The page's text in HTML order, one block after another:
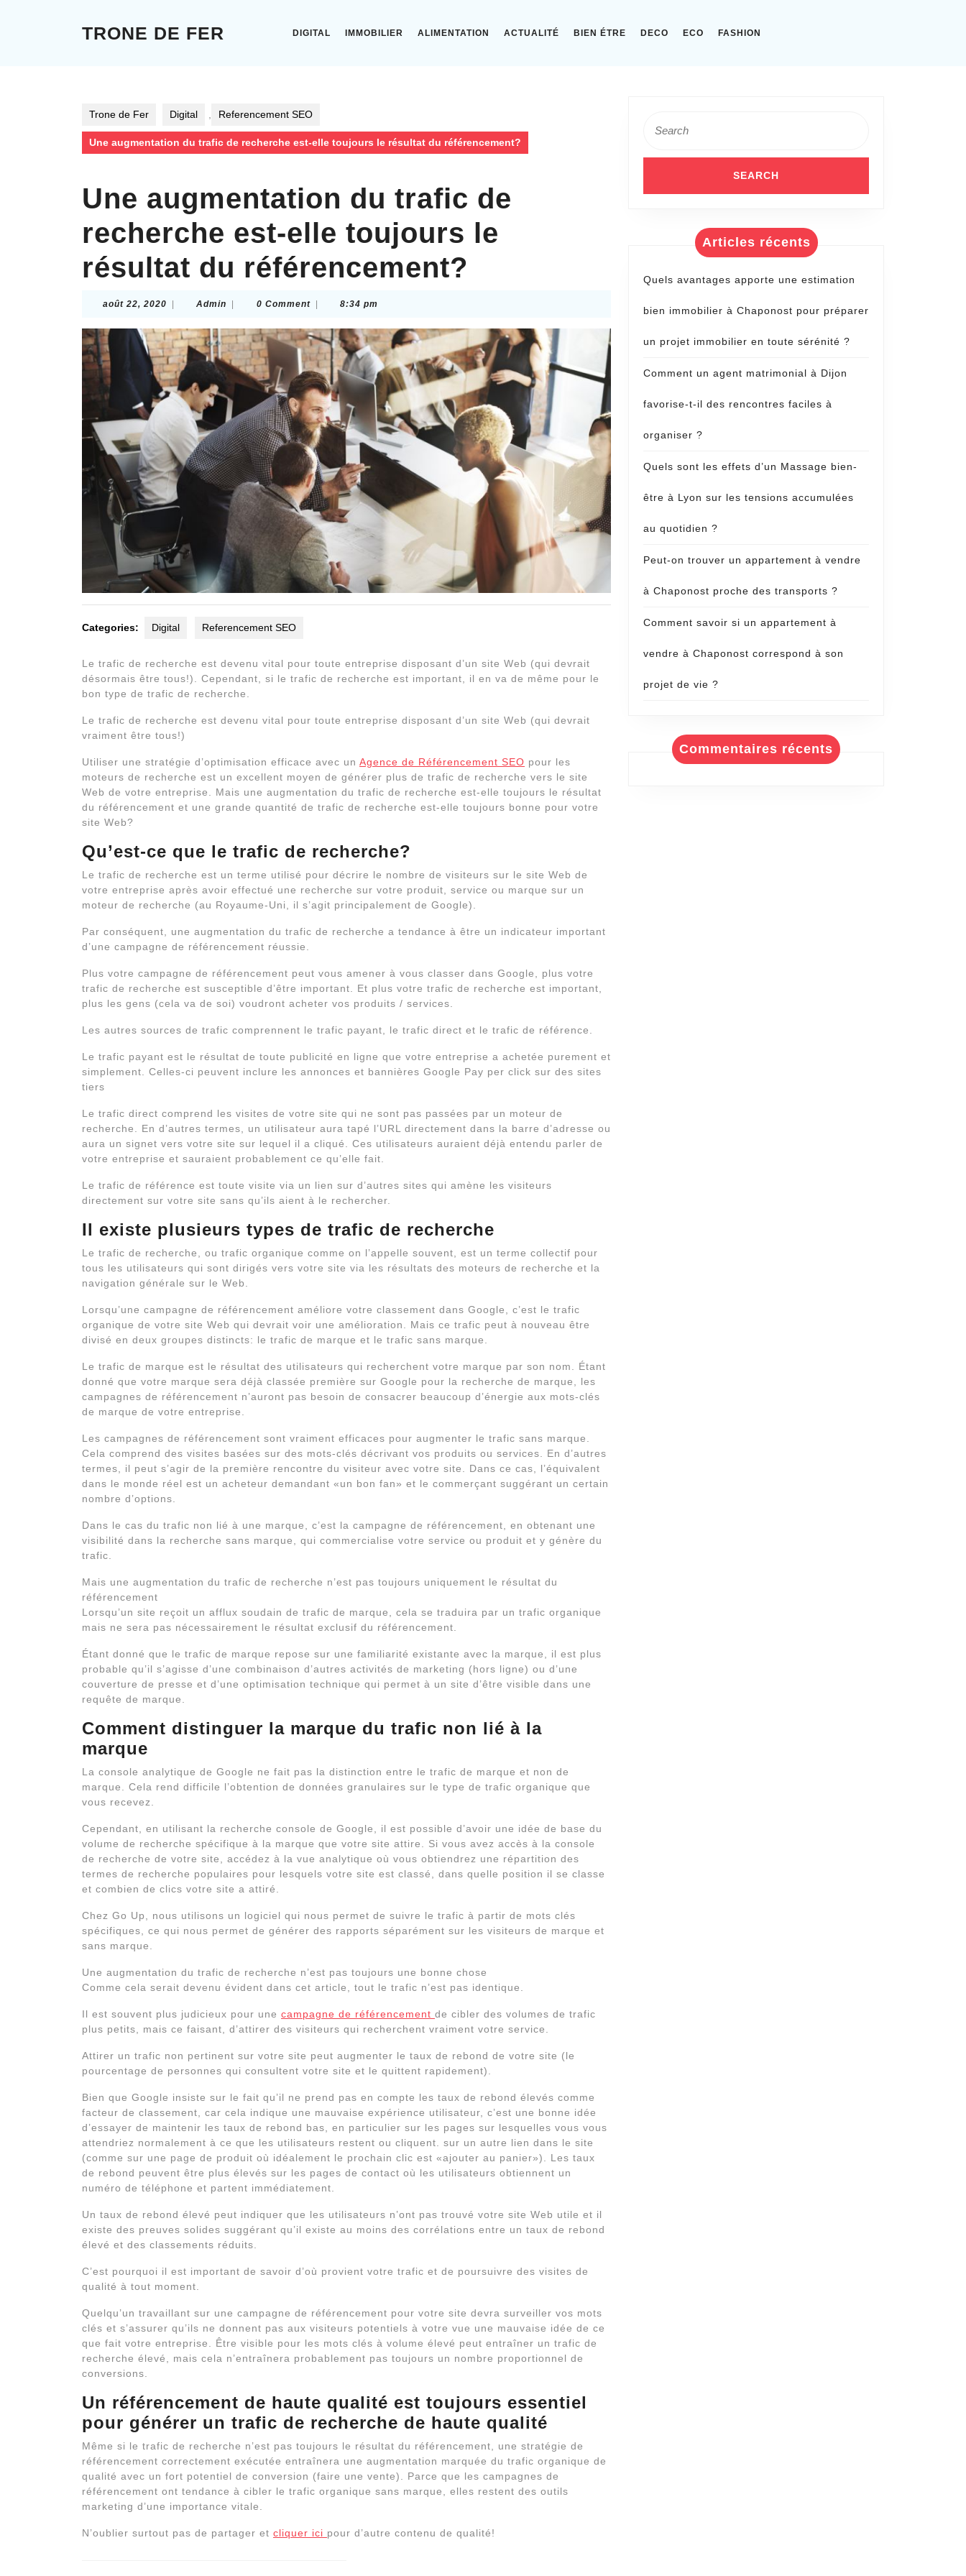
TRONE DE FER DIGITAL IMMOBILIER ALIMENTATION ACTUALITÉ BIEN ÉTRE DECO ECO FASHION
Trone de Fer Digital Referencement SEO
Une augmentation du trafic de recherche est-elle toujours le résultat du référencement?
Une augmentation du trafic de
recherche est-elle toujours le
résultat du référencement?
août 22, 2020 août
2020
Admin Admin 0 Comment 8:34 pm
Categories: Digital Referencement SEO
Le trafic de recherche est devenu vital pour toute entreprise disposant d’un site Web (qui devrait
désormais être tous!). Cependant, si le trafic de recherche est important, il en va de même pour le
bon type de trafic de recherche.
Le trafic de recherche est devenu vital pour toute entreprise disposant d’un site Web (qui devrait
vraiment être tous!)
Utiliser une stratégie d’optimisation efficace avec un Agence de Référencement SEO pour les
moteurs de recherche est un excellent moyen de générer plus de trafic de recherche vers le site
Web de votre entreprise. Mais une augmentation du trafic de recherche est-elle toujours le résultat
du référencement et une grande quantité de trafic de recherche est-elle toujours bonne pour votre
site Web?
Qu’est-ce que le trafic de recherche?
Le trafic de recherche est un terme utilisé pour décrire le nombre de visiteurs sur le site Web de
votre entreprise après avoir effectué une recherche sur votre produit, service ou marque sur un
moteur de recherche (au Royaume-Uni, il s’agit principalement de Google).
Par conséquent, une augmentation du trafic de recherche a tendance à être un indicateur important
d’une campagne de référencement réussie.
Plus votre campagne de référencement peut vous amener à vous classer dans Google, plus votre
trafic de recherche est susceptible d’être important. Et plus votre trafic de recherche est important,
plus les gens (cela va de soi) voudront acheter vos produits / services.
Les autres sources de trafic comprennent le trafic payant, le trafic direct et le trafic de référence.
Le trafic payant est le résultat de toute publicité en ligne que votre entreprise a achetée purement et
simplement. Celles-ci peuvent inclure les annonces et bannières Google Pay per click sur des sites
tiers
Le trafic direct comprend les visites de votre site qui ne sont pas passées par un moteur de
recherche. En d’autres termes, un utilisateur aura tapé l’URL directement dans la barre d’adresse ou
aura un signet vers votre site sur lequel il a cliqué. Ces utilisateurs auraient déjà entendu parler de
votre entreprise et sauraient probablement ce qu’elle fait.
Le trafic de référence est toute visite via un lien sur d’autres sites qui amène les visiteurs
directement sur votre site sans qu’ils aient à le rechercher.
Il existe plusieurs types de trafic de recherche
Le trafic de recherche, ou trafic organique comme on l’appelle souvent, est un terme collectif pour
tous les utilisateurs qui sont dirigés vers votre site via les résultats des moteurs de recherche et la
navigation générale sur le Web.
Lorsqu’une campagne de référencement améliore votre classement dans Google, c’est le trafic
organique de votre site Web qui devrait voir une amélioration. Mais ce trafic peut à nouveau être
divisé en deux groupes distincts: le trafic de marque et le trafic sans marque.
Le trafic de marque est le résultat des utilisateurs qui recherchent votre marque par son nom. Étant
donné que votre marque sera déjà classée première sur Google pour la recherche de marque, les
campagnes de référencement n’auront pas besoin de consacrer beaucoup d’énergie aux mots-clés
de marque de votre entreprise.
Les campagnes de référencement sont vraiment efficaces pour augmenter le trafic sans marque.
Cela comprend des visites basées sur des mots-clés décrivant vos produits ou services. En d’autres
termes, il peut s’agir de la première rencontre du visiteur avec votre site. Dans ce cas, l’équivalent
dans le monde réel est un acheteur demandant «un bon fan» et le commerçant suggérant un certain
nombre d’options.
Dans le cas du trafic non lié à une marque, c’est la campagne de référencement, en obtenant une
visibilité dans la recherche sans marque, qui commercialise votre service ou produit et y génère du
trafic.
Mais une augmentation du trafic de recherche n’est pas toujours uniquement le résultat du
référencement
Lorsqu’un site reçoit un afflux soudain de trafic de marque, cela se traduira par un trafic organique
mais ne sera pas nécessairement le résultat exclusif du référencement.
Étant donné que le trafic de marque repose sur une familiarité existante avec la marque, il est plus
probable qu’il s’agisse d’une combinaison d’autres activités de marketing (hors ligne) ou d’une
couverture de presse et d’une optimisation technique qui permet à un site d’être visible dans une
requête de marque.
Comment distinguer la marque du trafic non lié à la
marque
La console analytique de Google ne fait pas la distinction entre le trafic de marque et non de
marque. Cela rend difficile l’obtention de données granulaires sur le type de trafic organique que
vous recevez.
Cependant, en utilisant la recherche console de Google, il est possible d’avoir une idée de base du
volume de recherche spécifique à la marque que votre site attire. Si vous avez accès à la console
de recherche de votre site, accédez à la vue analytique où vous obtiendrez une répartition des
termes de recherche populaires pour lesquels votre site est classé, dans quelle position il se classe
et combien de clics votre site a attiré.
Chez Go Up, nous utilisons un logiciel qui nous permet de suivre le trafic à partir de mots clés
spécifiques, ce qui nous permet de générer des rapports séparément sur les visiteurs de marque et
sans marque.
Une augmentation du trafic de recherche n’est pas toujours une bonne chose
Comme cela serait devenu évident dans cet article, tout le trafic n’est pas identique.
Il est souvent plus judicieux pour une campagne de référencement de cibler des volumes de trafic
plus petits, mais ce faisant, d’attirer des visiteurs qui recherchent vraiment votre service.
Attirer un trafic non pertinent sur votre site peut augmenter le taux de rebond de votre site (le
pourcentage de personnes qui consultent votre site et le quittent rapidement).
Bien que Google insiste sur le fait qu’il ne prend pas en compte les taux de rebond élevés comme
facteur de classement, car cela indique une mauvaise expérience utilisateur, c’est une bonne idée
d’essayer de maintenir les taux de rebond bas, en particulier sur les pages sur lesquelles vous vous
attendriez normalement à ce que les utilisateurs restent ou cliquent. sur un autre lien dans le site
(comme sur une page de produit où idéalement le prochain clic est «ajouter au panier»). Les taux
de rebond peuvent être plus élevés sur les pages de contact où les utilisateurs obtiennent un
numéro de téléphone et partent immédiatement.
Un taux de rebond élevé peut indiquer que les utilisateurs n’ont pas trouvé votre site Web utile et il
existe des preuves solides suggérant qu’il existe au moins des corrélations entre un taux de rebond
élevé et des classements réduits.
C’est pourquoi il est important de savoir d’où provient votre trafic et de poursuivre des visites de
qualité à tout moment.
Quelqu’un travaillant sur une campagne de référencement pour votre site devra surveiller vos mots
clés et s’assurer qu’ils ne donnent pas aux visiteurs potentiels à votre vue une mauvaise idée de ce
que fait votre entreprise. Être visible pour les mots clés à volume élevé peut entraîner un trafic de
recherche élevé, mais cela n’entraînera probablement pas toujours un nombre proportionnel de
conversions.
Un référencement de haute qualité est toujours essentiel
pour générer un trafic de recherche de haute qualité
Même si le trafic de recherche n’est pas toujours le résultat du référencement, une stratégie de
référencement correctement exécutée entraînera une augmentation marquée du trafic organique de
qualité avec un fort potentiel de conversion (faire une vente). Parce que les campagnes de
référencement ont tendance à cibler le trafic organique sans marque, elles restent des outils
marketing d’une importance vitale.
N’oublier surtout pas de partager et cliquer ici pour d’autre contenu de qualité!
for:
Articles récents
Quels avantages apporte une estimation
bien immobilier à Chaponost pour préparer
un projet immobilier en toute sérénité ?
Comment un agent matrimonial à Dijon
favorise-t-il des rencontres faciles à
organiser ?
Quels sont les effets d’un Massage bien-
être à Lyon sur les tensions accumulées
au quotidien ?
Peut-on trouver un appartement à vendre
à Chaponost proche des transports ?
Comment savoir si un appartement à
vendre à Chaponost correspond à son
projet de vie ?
Commentaires récents